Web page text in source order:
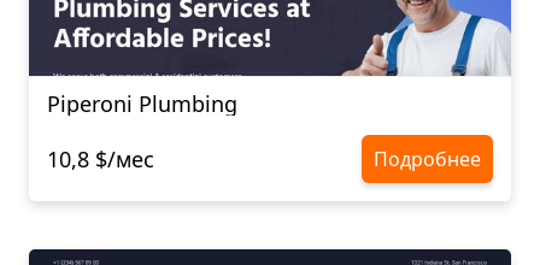
Piperoni Plumbing
10,8 $/мес
Подробнее